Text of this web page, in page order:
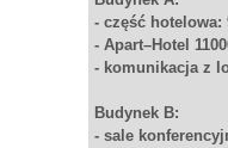
- część hotelowa:
- Apart–Hotel
- komunikacja z
Budynek B:
- sale